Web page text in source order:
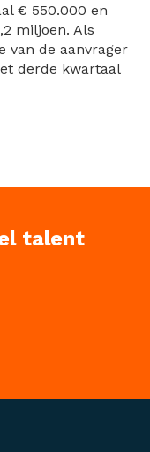
€ 550.000 en
miljoen. Als
van de aanvrager
derde kwartaal
talent